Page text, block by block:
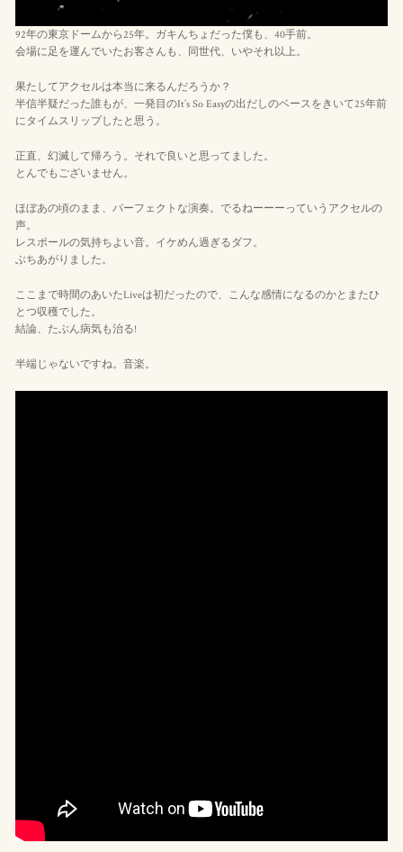
92年の東京ドームから25年。ガキんちょだった僕も、40手前。
会場に足を運んでいたお客さんも、同世代、いやそれ以上。
果たしてアクセルは本当に来るんだろうか？
半信半疑だった誰もが、一発目のIt’s So Easyの出だしのベースをきいて25年前
にタイムスリップしたと思う。
正直、幻滅して帰ろう。それで良いと思ってました。
とんでもございません。
ほぼあの頃のまま、パーフェクトな演奏。でるねーーーっていうアクセルの
声。
レスポールの気持ちよい音。イケめん過ぎるダフ。
ぶちあがりました。
ここまで時間のあいたLiveは初だったので、こんな感情になるのかとまたひ
とつ収穫でした。
結論、たぶん病気も治る!
半端じゃないですね。音楽。